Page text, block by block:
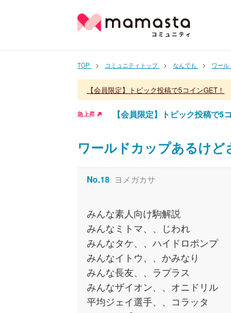
TOP コミュニティトップ なんでも ワール
【会員限定】トピック投稿で5コインGET！
急上昇 【会員限定】トピック投稿で5
ワールドカップあるけど
No.18 ヨメガカサ
みんな素人向け駒解説
みんなミトマ、、じわれ
みんなタケ、、ハイドロポンプ
みんなイトウ、、かみなり
みんな長友、、ラプラス
みんなザイオン、、オニドリル
平均ジェイ選手、、コラッタ